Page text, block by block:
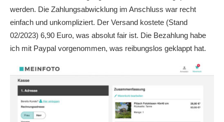
werden. Die Zahlungsabwicklung im Anschluss war recht
einfach und unkompliziert. Der Versand kostete (Stand
02/2023) 6,90 Euro, was absolut fair ist. Die Bezahlung habe
ich mit Paypal vorgenommen, was reibungslos geklappt hat.